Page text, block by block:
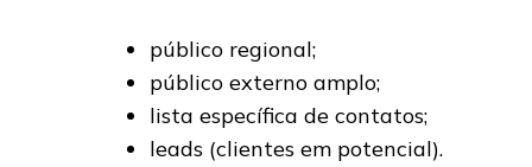
público regional;
público externo amplo;
lista específica de contatos;
leads (clientes em potencial).